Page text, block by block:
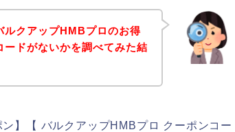
ルクアップHMBプロのお得
ドがないかを調べてみた結
】【 バルクアップHMBプロ クーポンコー